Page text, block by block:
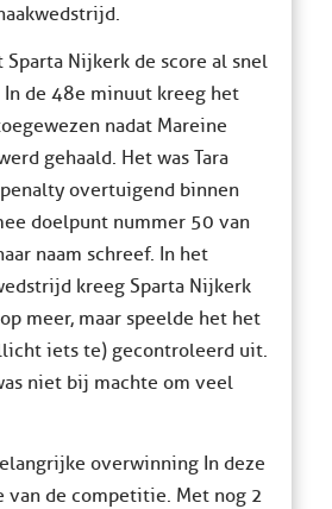
Sparta Nijkerk de score al snel
de 48e minuut kreeg het
nadat Mareine
gehaald. Het was Tara
overtuigend binnen
doelpunt nummer 50 van
naam schreef. In het
kreeg Sparta Nijkerk
meer, maar speelde het het
iets te) gecontroleerd uit.
niet bij machte om veel
overwinning In deze
van de competitie. Met nog 2